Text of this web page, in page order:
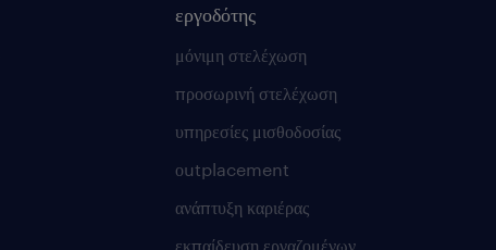
εργοδότης
μόνιμη στελέχωση
προσωρινή στελέχωση
υπηρεσίες μισθοδοσίας
οutplacement
ανάπτυξη καριέρας
εκπαίδευση εργαζομένων